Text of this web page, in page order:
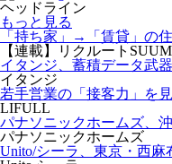
ヘッドライン
もっと見る
「持ち家」→「賃貸」の
【連載】リクルート
イタンジ、蓄積データ武
イタンジ
若手営業の「接客力」を
LIFULL
パナソニックホームズ、
パナソニックホームズ
Unito/シーラ、東京・西麻